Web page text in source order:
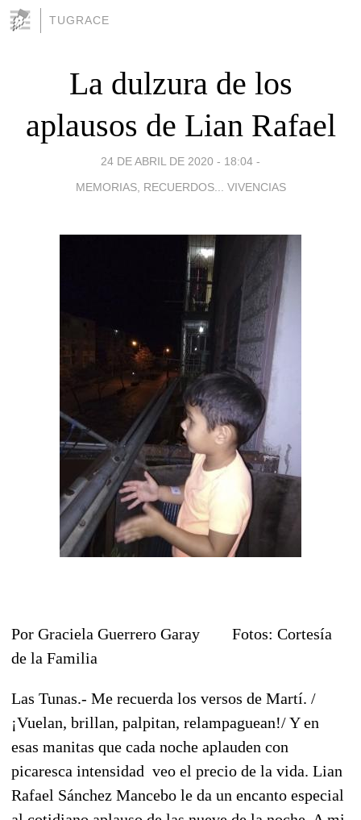
TUGRACE
La dulzura de los
aplausos de Lian Rafael
24 DE ABRIL DE 2020 - 18:04 -
MEMORIAS, RECUERDOS... VIVENCIAS
Por Graciela Guerrero Garay Fotos: Cortesía
de la Familia
Las Tunas.- Me recuerda los versos de Martí. /
¡Vuelan, brillan, palpitan, relampaguean!/ Y en
esas manitas que cada noche aplauden con
picaresca intensidad veo el precio de la vida. Lian
Rafael Sánchez Mancebo le da un encanto especial